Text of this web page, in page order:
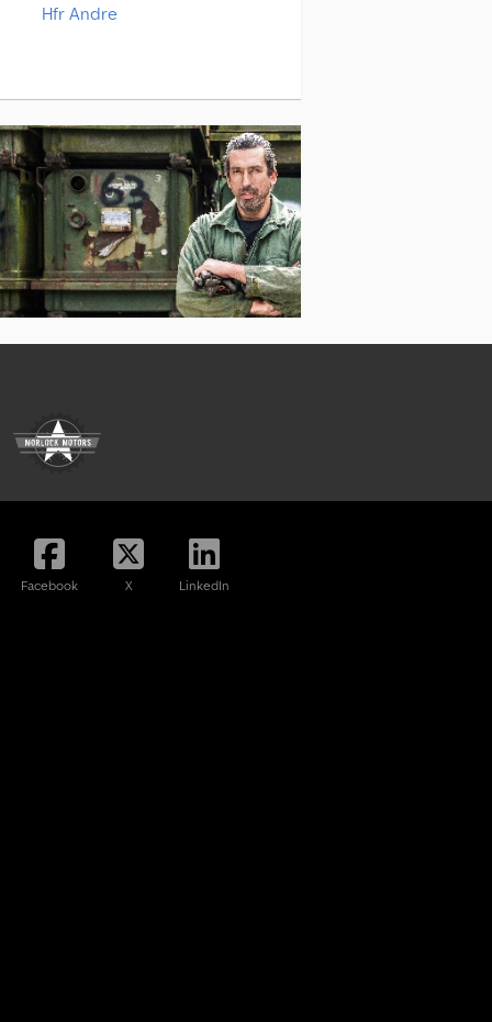
Til Landbrug
Hfr Andre
Hrd Andre
Facebook X LinkedIn